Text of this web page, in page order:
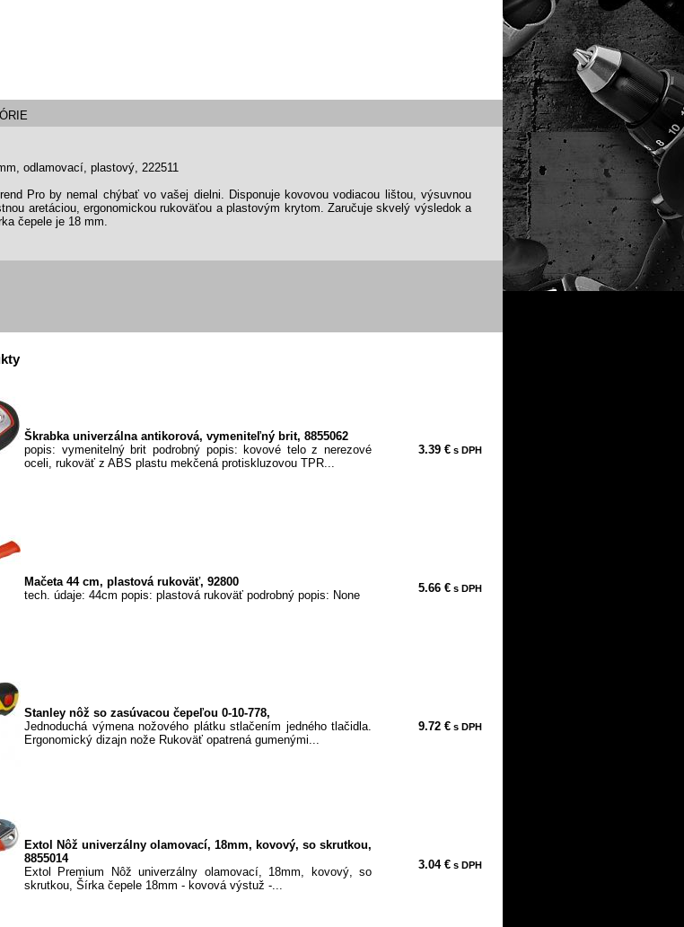
odlamovací, plastový, 222511
Pro by nemal chýbať vo vašej dielni. Disponuje kovovou vodiacou lištou, výsuvnou
aretáciou, ergonomickou rukoväťou a plastovým krytom. Zaručuje skvelý výsledok a
čepele je 18 mm.
Škrabka univerzálna antikorová, vymeniteľný brit, 8855062
popis: vymenitelný brit podrobný popis: kovové telo z nerezové
oceli, rukoväť z ABS plastu mekčená protiskluzovou TPR...
3.39 € s DPH
Mačeta 44 cm, plastová rukoväť, 92800
tech. údaje: 44cm popis: plastová rukoväť podrobný popis: None
5.66 € s DPH
Stanley nôž so zasúvacou čepeľou 0-10-778,
Jednoduchá výmena nožového plátku stlačením jedného tlačidla.
Ergonomický dizajn nože Rukoväť opatrená gumenými...
9.72 € s DPH
Extol Nôž univerzálny olamovací, 18mm, kovový, so skrutkou,
8855014
Extol Premium Nôž univerzálny olamovací, 18mm, kovový, so
skrutkou, Šírka čepele 18mm - kovová výstuž -...
3.04 € s DPH